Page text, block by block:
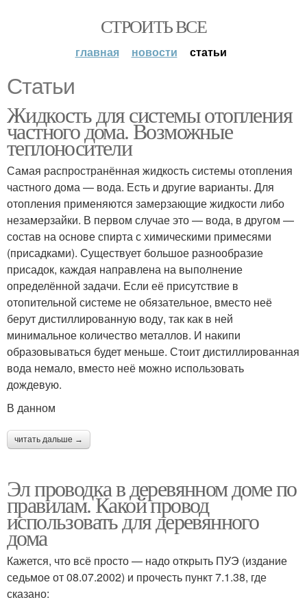
СТРОИТЬ ВСЕ
главная новости статьи
Статьи
Жидкость для системы отопления
частного дома. Возможные
теплоносители
Самая распространённая жидкость системы отопления
частного дома — вода. Есть и другие варианты. Для
отопления применяются замерзающие жидкости либо
незамерзайки. В первом случае это — вода, в другом —
состав на основе спирта с химическими примесями
(присадками). Существует большое разнообразие
присадок, каждая направлена на выполнение
определённой задачи. Если её присутствие в
отопительной системе не обязательное, вместо неё
берут дистиллированную воду, так как в ней
минимальное количество металлов. И накипи
образовываться будет меньше. Стоит дистиллированная
вода немало, вместо неё можно использовать
дождевую.
В данном
читать дальше →
Эл проводка в деревянном доме по
правилам. Какой провод
использовать для деревянного
дома
Кажется, что всё просто — надо открыть ПУЭ (издание
седьмое от 08.07.2002) и прочесть пункт 7.1.38, где
сказано: